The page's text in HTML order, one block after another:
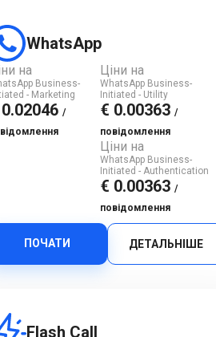
WhatsApp
на
Business-
- Marketing
/
Ціни на
WhatsApp Business-
Initiated - Utility
€ 0.00363/
повідомлення
Ціни на
WhatsApp Business-
Initiated - Authentication
€ 0.00363/
повідомлення
ПОЧАТИ ДЕТАЛЬНІШЕ
Flash Call